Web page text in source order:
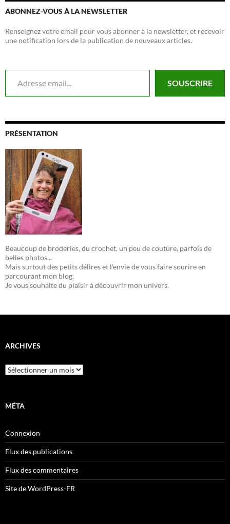
ABONNEZ-VOUS À LA NEWSLETTER
Renseignez votre email pour vous abonner à la newsletter, et recevoir
une notification lors de la publication de nouveaux articles.
Adresse email...
SOUSCRIRE
PRÉSENTATION
Beaucoup de broderies, du crochet, un peu de couture, parfois de
belles photos...
Mais surtout des petits délires et l'envie de vous faire sourire en
parcourant mon blog.
Je vous souhaite du plaisir à découvrir mon univers.
ARCHIVES
Archives
MÉTA
Connexion
Flux des publications
Flux des commentaires
Site de WordPress-FR